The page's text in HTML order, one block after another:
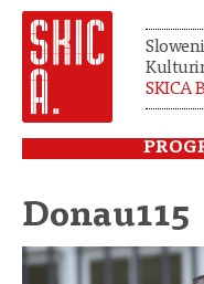
SKICA
Donau115